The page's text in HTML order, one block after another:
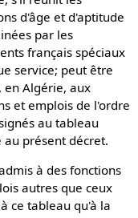
d'âge et d'aptitude
par les
français spéciaux
service; peut être
en Algérie, aux
et emplois de l'ordre
au tableau
au présent décret.
à des fonctions
autres que ceux
ce tableau qu'à la